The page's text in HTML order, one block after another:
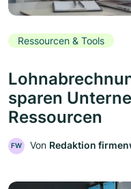
Ressourcen & Tools
sparen
Ressourcen
FW Von Redaktion